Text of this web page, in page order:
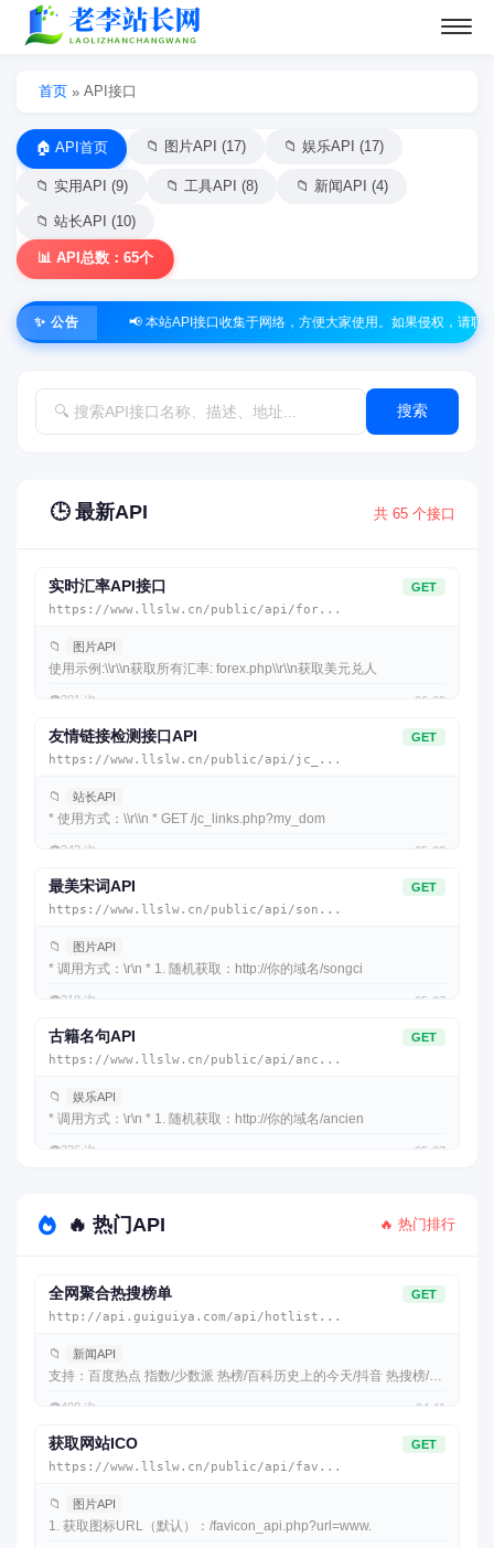
首页 » API接口
🏠 API首页 📁 图片API (17) 📁 娱乐API (17)
📁 实用API (9) 📁 工具API (8) 📁 新闻API (4)
📁 站长API (10)
📊 API总数：65个
✨ 公告 📢 本站API接口收集于网络，方便大家使用。如果侵权，请联系
搜索
🕒 最新API 共 65 个接口
实时汇率API接口 GET
https://www.llslw.cn/public/api/for...
📁 图片API
使用示例:\\r\\n获取所有汇率: forex.php\\r\\n获取美元兑人
👁️201 次 06-09
友情链接检测接口API GET
https://www.llslw.cn/public/api/jc_...
📁 站长API
* 使用方式：\\r\\n * GET /jc_links.php?my_dom
👁️242 次 05-08
最美宋词API GET
https://www.llslw.cn/public/api/son...
📁 图片API
* 调用方式：\r\n * 1. 随机获取：http://你的域名/songci
👁️218 次 05-07
古籍名句API GET
https://www.llslw.cn/public/api/anc...
📁 娱乐API
* 调用方式：\r\n * 1. 随机获取：http://你的域名/ancien
👁️226 次 05-07
🔥 热门API 🔥 热门排行
全网聚合热搜榜单 GET
http://api.guiguiya.com/api/hotlist...
📁 新闻API
支持：百度热点 指数/少数派 热榜/百科历史上的今天/抖音 热搜榜/哔
👁️408 次 04-11
获取网站ICO GET
https://www.llslw.cn/public/api/fav...
📁 图片API
1. 获取图标URL（默认）：/favicon_api.php?url=www.